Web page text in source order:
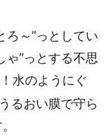
ろ～”っとしてい
ゃ”っとする不思
水のようにぐ
るおい膜で守ら